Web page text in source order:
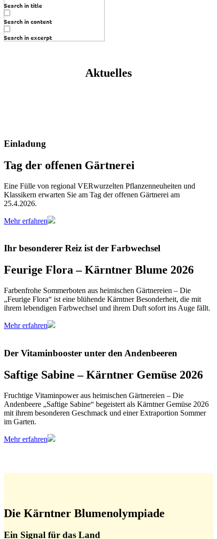
Search in title
Search in content
Search in excerpt
Aktuelles
Einladung
Tag der offenen Gärtnerei
Eine Fülle von regional VERwurzelten Pflanzenneuheiten und
Klassikern erwarten Sie am Tag der offenen Gärtnerei am
25.4.2026.
Mehr erfahren
Ihr besonderer Reiz ist der Farbwechsel
Feurige Flora – Kärntner Blume 2026
Farbenfrohe Sommerboten aus heimischen Gärtnereien – Die
„Feurige Flora“ ist eine blühende Kärntner Besonderheit, die mit
ihrem lebendigen Farbwechsel und ihrem Duft sofort ins Auge fällt.
Mehr erfahren
Der Vitaminbooster unter den Andenbeeren
Saftige Sabine – Kärntner Gemüse 2026
Fruchtige Vitaminpower aus heimischen Gärtnereien – Die
Andenbeere „Saftige Sabine“ begeistert als Kärntner Gemüse 2026
mit ihrem besonderen Geschmack und einer Extraportion Sommer
im Garten.
Mehr erfahren
Die Kärntner Blumenolympiade
Ein Signal für das Land